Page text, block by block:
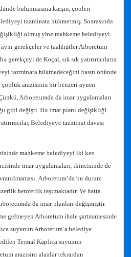
bulunmasına karşın, çöpleri
tazminata hükmetmiş. Sonrasında
olmuş yine mahkeme belediyeyi
gerekçeler ve taahhütler Arboretum
gerekçeyi de Koçal, sık sık yatırımcıların
tazminata hükmedeceğini basın önünde
arazisinin bir benzeri aynen
Arboretumda da imar uygulamaları
gibi değişti. Bu imar planı değişikliği
Belediyeye tazminat davası
mahkeme belediyeyi iki kez
imar uygulamaları, ikincisinde de
Arboretum’da bu durum
benzerlik taşımaktadır. Ve hatta
da imar planları değişmiştir.
gelmeyen Arboretum ihale şartnamesinde
suyunun Arboretum’a belediye
Termal Kaplıca suyunun
arazisini alanlar tekrardan